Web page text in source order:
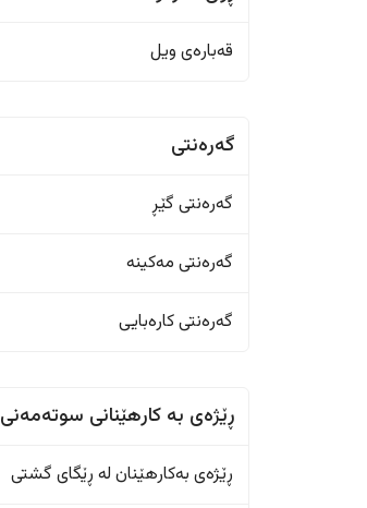
قەبارەی ویل
گەرەنتی
گەرەنتی گێڕ
گەرەنتی مەکینە
گەرەنتی کارەبایی
ڕێژەى به کارهێنانی سوتەمەنی
ڕێژەى بەکارهێنان له ڕێگای گشتی